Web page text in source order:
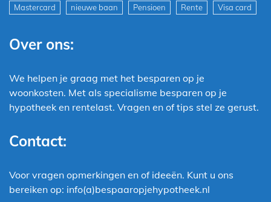
Mastercard
nieuwe baan Pensioen Rente Visa card
Over ons:
We helpen je graag met het besparen op je
woonkosten. Met als specialisme besparen op je
hypotheek en rentelast. Vragen en of tips stel ze gerust.
Contact:
Voor vragen opmerkingen en of ideeën. Kunt u ons
bereiken op: info(a)bespaaropjehypotheek.nl